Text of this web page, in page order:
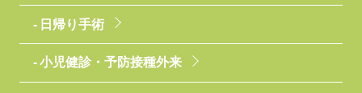
日帰り手術
小児健診・予防接種外来